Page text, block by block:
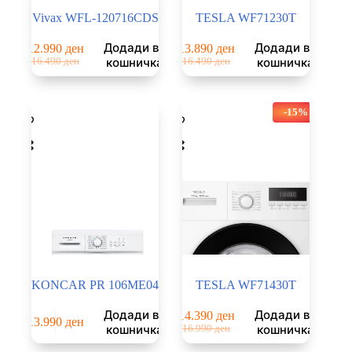
Vivax WFL-120716CDS
16.490ден
Original
price
12.990 ден
Current
price
Додади во
кошничка
TESLA WF71230T
16.490ден
Original
price
13.890 ден
Current
price
Додади во
кошничка
KONCAR PR 106ME04
13.990 ден
Додади во
кошничка
-15%
TESLA WF71430T
16.990ден
Original
price
14.390 ден
Current
price
Додади во
кошничка